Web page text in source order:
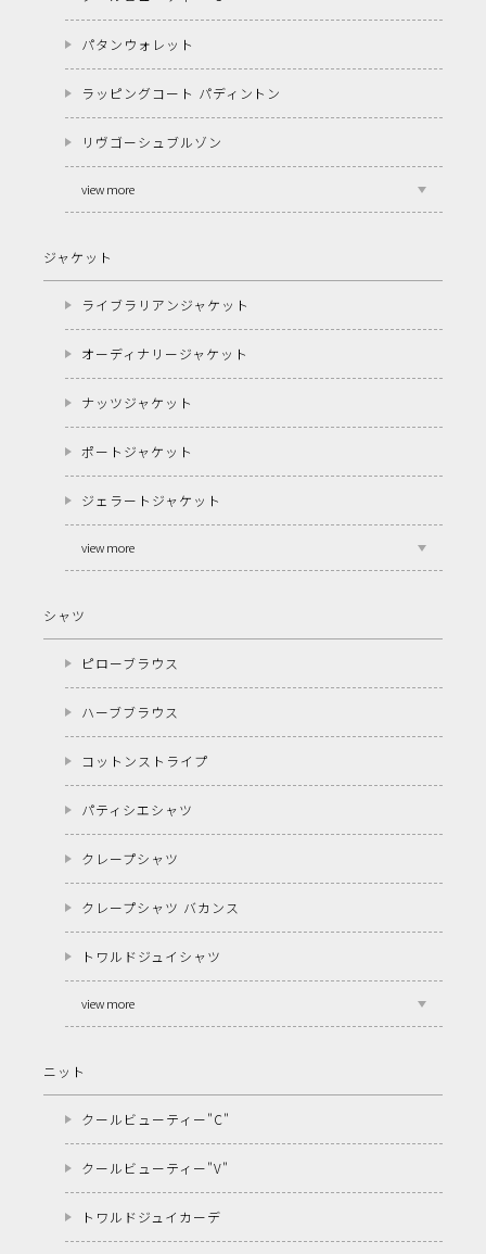
パタンウォレット
ラッピングコート パディントン
リヴゴーシュブルゾン
view more
ジャケット
ライブラリアンジャケット
オーディナリージャケット
ナッツジャケット
ポートジャケット
ジェラートジャケット
view more
シャツ
ピローブラウス
ハーブブラウス
コットンストライプ
パティシエシャツ
クレープシャツ
クレープシャツ バカンス
トワルドジュイシャツ
view more
ニット
クールビューティー"C"
クールビューティー"V"
トワルドジュイカーデ